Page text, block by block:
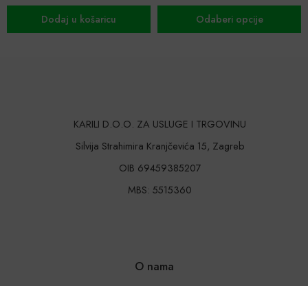
Dodaj u košaricu Odaberi opcije
KARILI D.O.O. ZA USLUGE I TRGOVINU
Silvija Strahimira Kranjčevića 15, Zagreb
OIB 69459385207
MBS: 5515360
O nama